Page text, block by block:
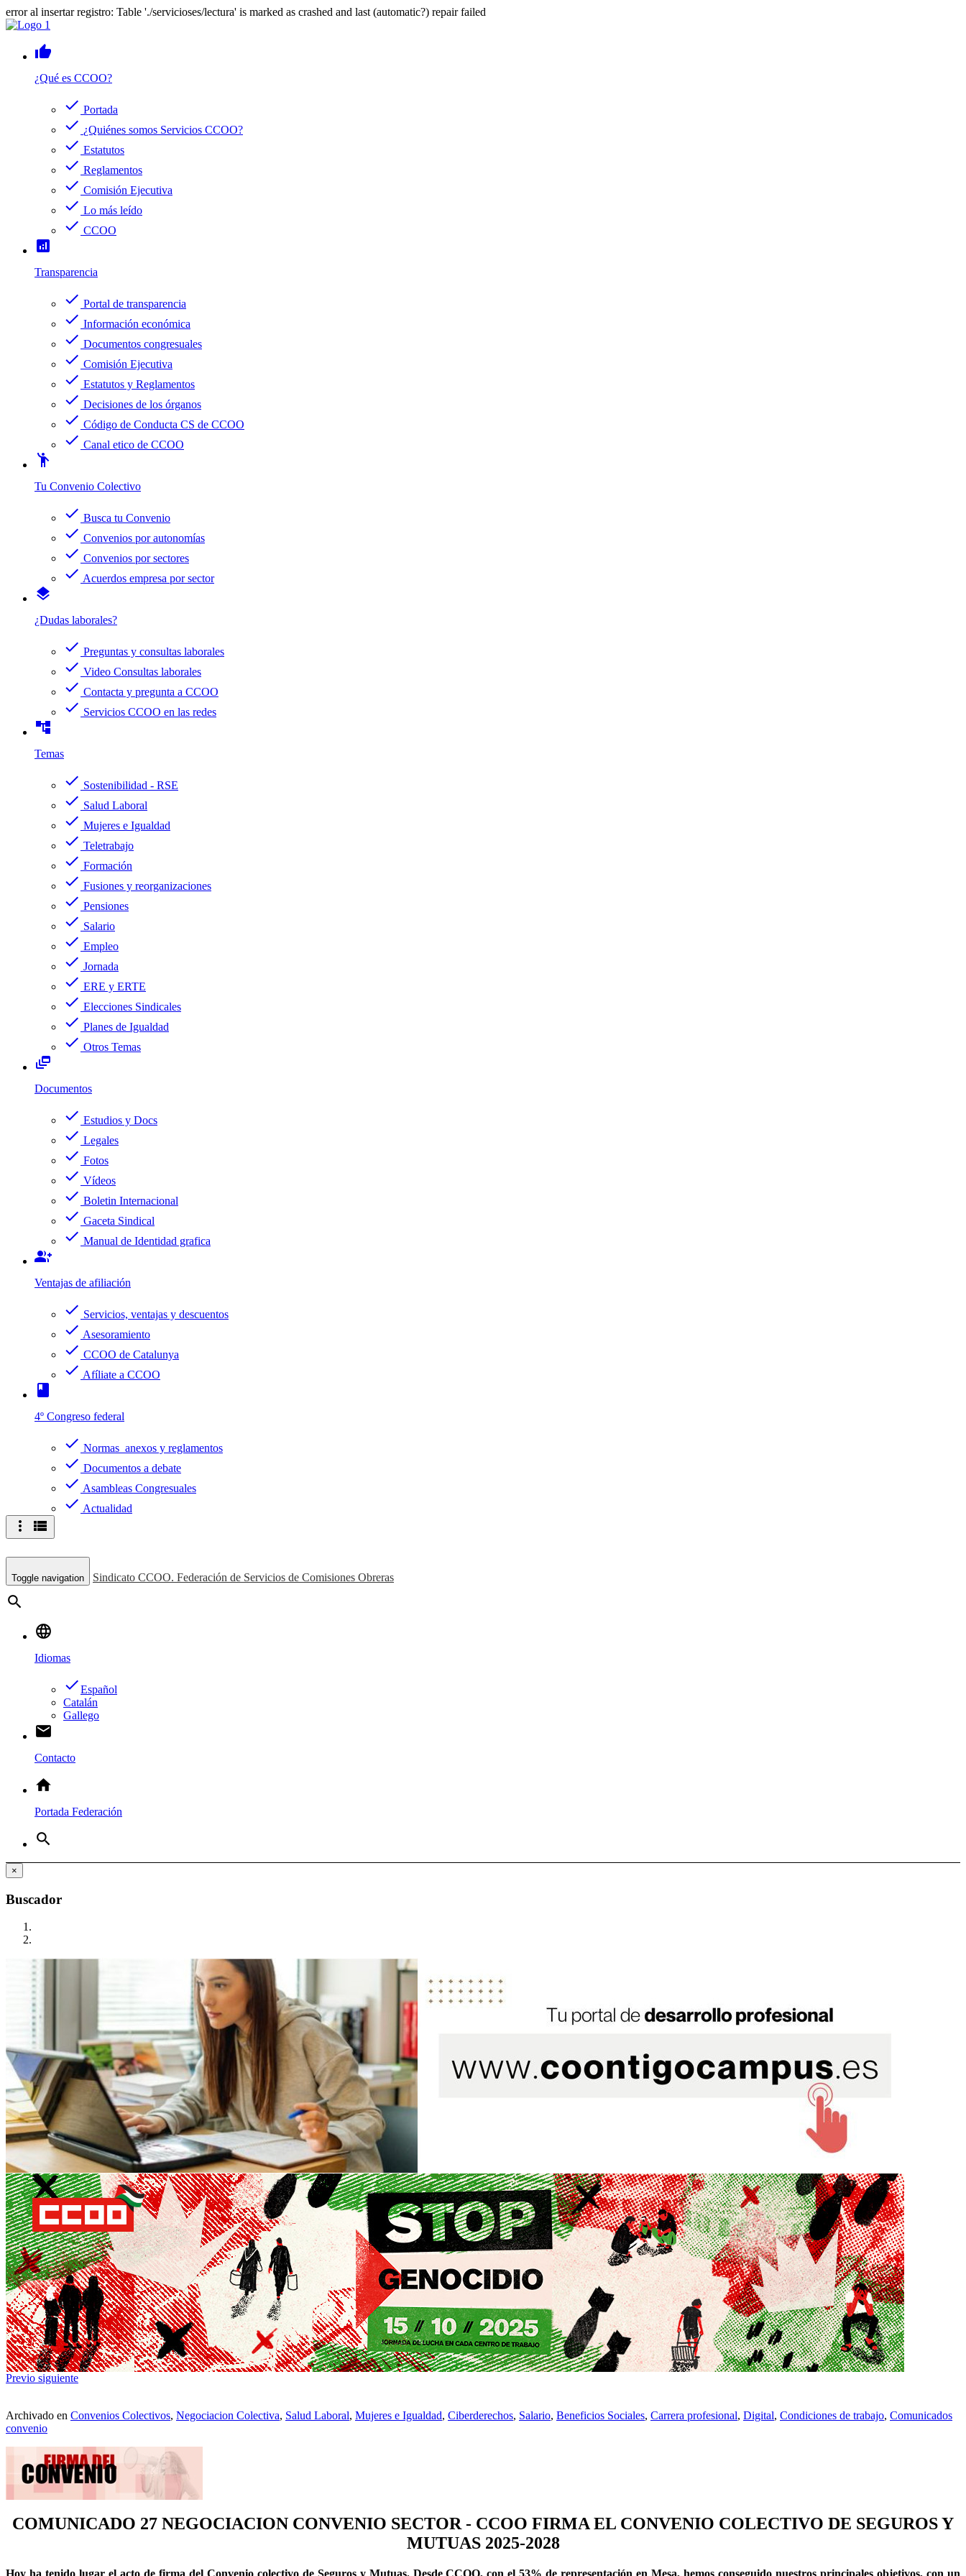
error al insertar registro: Table './servicioses/lectura' is marked as crashed and last (automatic?) repair failed
thumb_up
¿Qué es CCOO?
check Portada
check ¿Quiénes somos Servicios CCOO?
check Estatutos
check Reglamentos
check Comisión Ejecutiva
check Lo más leído
check CCOO
analytics
Transparencia
check Portal de transparencia
check Información económica
check Documentos congresuales
check Comisión Ejecutiva
check Estatutos y Reglamentos
check Decisiones de los órganos
check Código de Conducta CS de CCOO
check Canal etico de CCOO
emoji_people
Tu Convenio Colectivo
check Busca tu Convenio
check Convenios por autonomías
check Convenios por sectores
check Acuerdos empresa por sector
layers
¿Dudas laborales?
check Preguntas y consultas laborales
check Video Consultas laborales
check Contacta y pregunta a CCOO
check Servicios CCOO en las redes
account_tree
Temas
check Sostenibilidad - RSE
check Salud Laboral
check Mujeres e Igualdad
check Teletrabajo
check Formación
check Fusiones y reorganizaciones
check Pensiones
check Salario
check Empleo
check Jornada
check ERE y ERTE
check Elecciones Sindicales
check Planes de Igualdad
check Otros Temas
dynamic_feed
Documentos
check Estudios y Docs
check Legales
check Fotos
check Vídeos
check Boletin Internacional
check Gaceta Sindical
check Manual de Identidad grafica
group_add
Ventajas de afiliación
check Servicios, ventajas y descuentos
check Asesoramiento
check CCOO de Catalunya
check Afíliate a CCOO
book
4º Congreso federal
check Normas anexos y reglamentos
check Documentos a debate
check Asambleas Congresuales
check Actualidad
more_vert view_list
Toggle navigation Sindicato CCOO. Federación de Servicios de Comisiones Obreras
search
language
Idiomas
doneEspañol
Catalán
Gallego
email
Contacto
home
Portada Federación
search
×
Buscador
Previo siguiente
Archivado en Convenios Colectivos, Negociacion Colectiva, Salud Laboral, Mujeres e Igualdad, Ciberderechos, Salario, Beneficios Sociales, Carrera profesional, Digital, Condiciones de trabajo, Comunicados
convenio
COMUNICADO 27 NEGOCIACION CONVENIO SECTOR - CCOO FIRMA EL CONVENIO COLECTIVO DE SEGUROS Y
MUTUAS 2025-2028